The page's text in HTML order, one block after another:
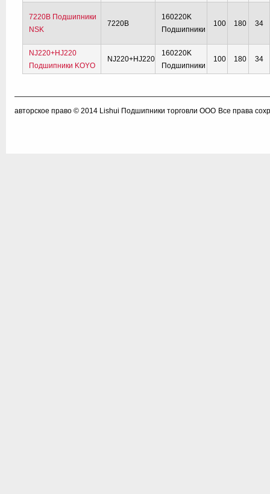
7220B Подшипники
NSK
7220B
160220K
Подшипники
100 180 34
NJ220+HJ220
Подшипники KOYO
NJ220+HJ220
160220K
Подшипники
100 180 34
авторское право © 2014 Lishui Подшипники торговли ООО Все права